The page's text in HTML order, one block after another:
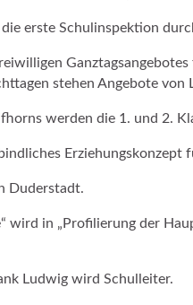
die erste Schulinspektion
stehen Angebote
werden die 1. und 2.
Duderstadt.
wird in „Profilierung der
Ludwig wird Schulleiter.